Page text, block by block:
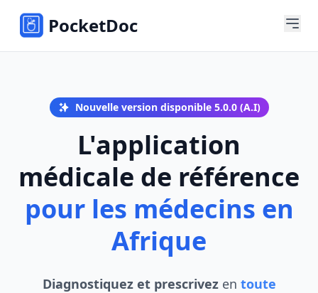
PocketDoc
Nouvelle version disponible 5.0.0 (A.I)
L'application
médicale de référence
pour les médecins en
Afrique
Diagnostiquez et prescrivezen toute